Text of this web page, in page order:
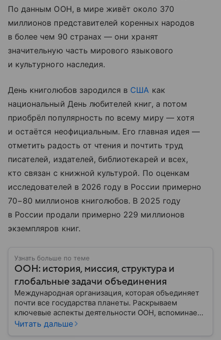
По данным ООН, в мире живёт около 370
миллионов представителей коренных народов
в более чем 90 странах — они хранят
значительную часть мирового языкового
и культурного наследия.
День книголюбов зародился в США как
национальный День любителей книг, а потом
приобрёл популярность по всему миру — хотя
и остаётся неофициальным. Его главная идея —
отметить радость от чтения и почтить труд
писателей, издателей, библиотекарей и всех,
кто связан с книжной культурой. По оценкам
исследователей в 2026 году в России примерно
70−80 миллионов книголюбов. В 2025 году
в России продали примерно 229 миллионов
экземпляров книг.
Узнать больше по теме
ООН: история, миссия, структура и
глобальные задачи объединения
Международная организация, которая объединяет
почти все государства планеты. Раскрываем
ключевые аспекты деятельности ООН, вспоминаем
историю ее становления и анализируем степень
Читать дальше